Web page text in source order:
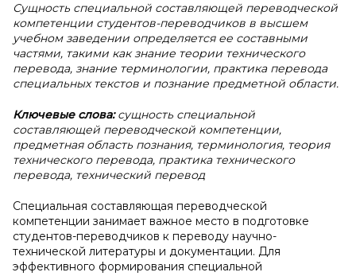
Сущность специальной составляющей переводческой
компетенции студентов-переводчиков в высшем
учебном заведении определяется ее составными
частями, такими как знание теории технического
перевода, знание терминологии, практика перевода
специальных текстов и познание предметной области.
Ключевые слова:сущность специальной
составляющей переводческой компетенции,
предметная область познания, терминология, теория
технического перевода, практика технического
перевода, технический перевод
Специальная составляющая переводческой
компетенции занимает важное место в подготовке
студентов-переводчиков к переводу научно-
технической литературы и документации. Для
эффективного формирования специальной